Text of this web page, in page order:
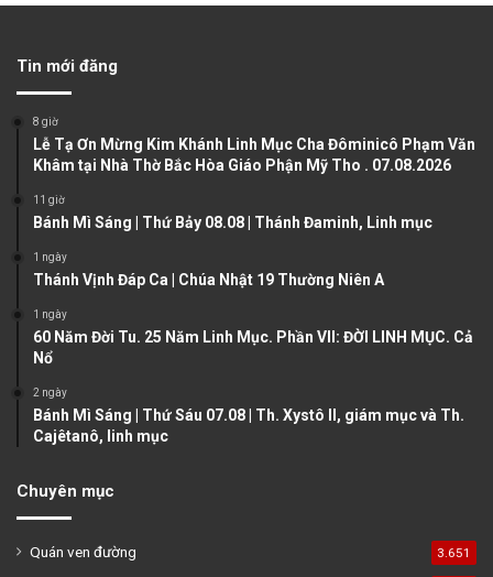
u
s
g
e
Tin mới đăng
8 giờ
Lễ Tạ Ơn Mừng Kim Khánh Linh Mục Cha Đôminicô Phạm Văn
Khâm tại Nhà Thờ Bắc Hòa Giáo Phận Mỹ Tho . 07.08.2026
11 giờ
Bánh Mì Sáng | Thứ Bảy 08.08 | Thánh Đaminh, Linh mục
1 ngày
Thánh Vịnh Đáp Ca | Chúa Nhật 19 Thường Niên A
1 ngày
60 Năm Đời Tu. 25 Năm Linh Mục. Phần VII: ĐỜI LINH MỤC. Cả
Nổ
2 ngày
Bánh Mì Sáng | Thứ Sáu 07.08 | Th. Xystô II, giám mục và Th.
Cajêtanô, linh mục
Chuyên mục
Quán ven đường 3.651